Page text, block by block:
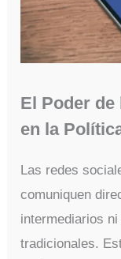
El Poder
en la
Las redes
comuniquen
intermediarios
tradicionales.